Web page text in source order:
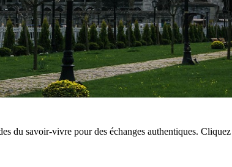
du savoir-vivre pour des échanges authentiques.